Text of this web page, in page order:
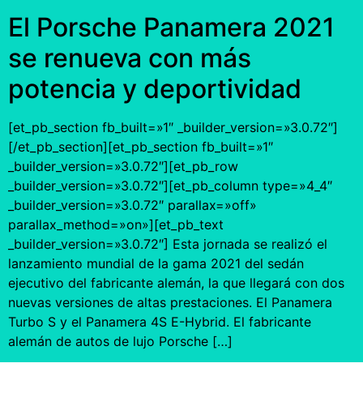
El Porsche Panamera 2021
se renueva con más
potencia y deportividad
[et_pb_section fb_built=»1″ _builder_version=»3.0.72″]
[/et_pb_section][et_pb_section fb_built=»1″
_builder_version=»3.0.72″][et_pb_row
_builder_version=»3.0.72″][et_pb_column type=»4_4″
_builder_version=»3.0.72″ parallax=»off»
parallax_method=»on»][et_pb_text
_builder_version=»3.0.72″] Esta jornada se realizó el
lanzamiento mundial de la gama 2021 del sedán
ejecutivo del fabricante alemán, la que llegará con dos
nuevas versiones de altas prestaciones. El Panamera
Turbo S y el Panamera 4S E-Hybrid. El fabricante
alemán de autos de lujo Porsche […]